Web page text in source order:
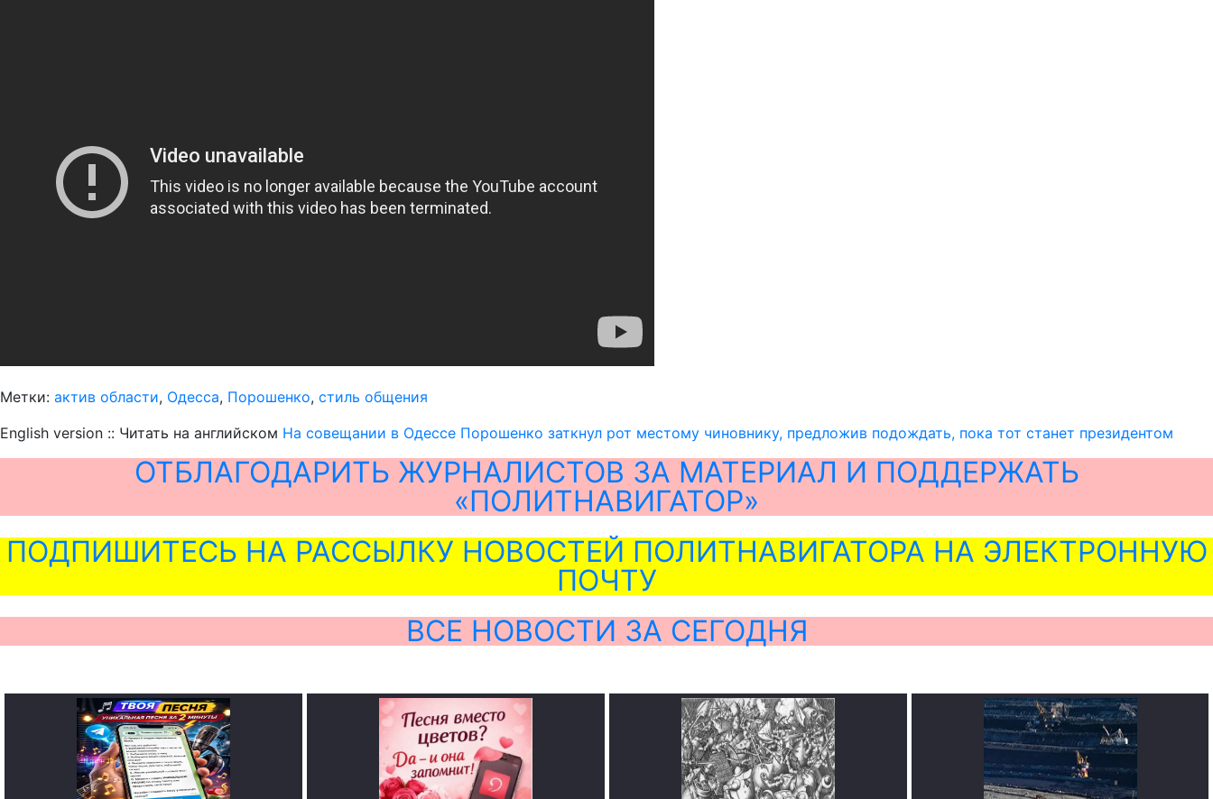
Метки: актив области, Одесса, Порошенко, стиль общения
English version :: Читать на английском На совещании в Одессе Порошенко заткнул рот местому чиновнику, предложив подождать, пока тот станет президентом
ОТБЛАГОДАРИТЬ ЖУРНАЛИСТОВ ЗА МАТЕРИАЛ И ПОДДЕРЖАТЬ
«ПОЛИТНАВИГАТОР»
ПОДПИШИТЕСЬ НА РАССЫЛКУ НОВОСТЕЙ ПОЛИТНАВИГАТОРА НА ЭЛЕКТРОННУЮ
ПОЧТУ
ВСЕ НОВОСТИ ЗА СЕГОДНЯ